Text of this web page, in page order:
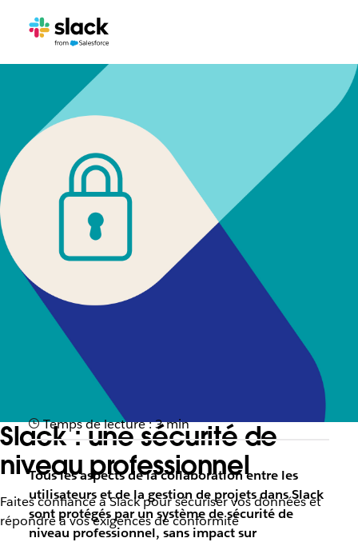
Slack : une sécurité de
niveau professionnel
Faites confiance à Slack pour sécuriser vos données et
répondre à vos exigences de conformité
Temps de lecture : 3 min
Tous les aspects de la collaboration entre les
utilisateurs et de la gestion de projets dans Slack
sont protégés par un système de sécurité de
niveau professionnel, sans impact sur